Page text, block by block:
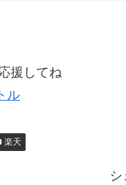
えすると14000ポ...
援してね
ル
楽天
シ